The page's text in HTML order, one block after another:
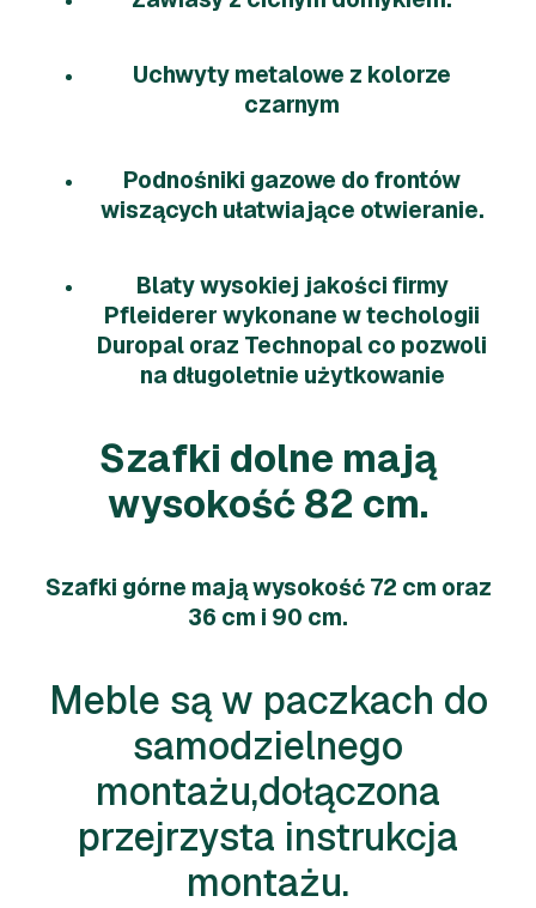
Uchwyty metalowe z kolorze
czarnym
Podnośniki gazowe do frontów
wiszących ułatwiające otwieranie.
Blaty wysokiej jakości firmy
Pfleiderer wykonane w techologii
Duropal oraz Technopal co pozwoli
na długoletnie użytkowanie
Szafki dolne mają
wysokość 82 cm.
Szafki górne mają wysokość 72 cm oraz
36 cm i 90 cm.
Meble są w paczkach do
samodzielnego
montażu,dołączona
przejrzysta instrukcja
montażu.